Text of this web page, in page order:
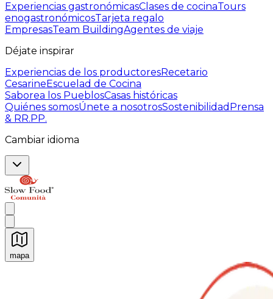
Experiencias gastronómicasClases de cocinaTours
enogastronómicosTarjeta regalo
EmpresasTeam BuildingAgentes de viaje
Déjate inspirar
Experiencias de los productoresRecetario
CesarineEscuelad de Cocina
Saborea los PueblosCasas históricas
Quiénes somosÚnete a nosotrosSostenibilidad Prensa
& RR.PP.
Cambiar idioma
mapa
Experiencias culinarias inolvidables: Experiencias